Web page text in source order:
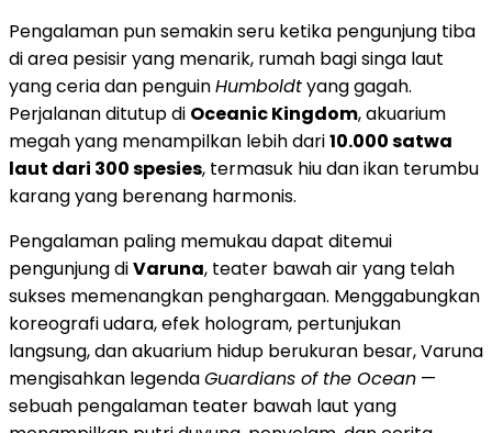
Pengalaman pun semakin seru ketika pengunjung tiba
di area pesisir yang menarik, rumah bagi singa laut
yang ceria dan penguinHumboldtyang gagah.
Perjalanan ditutup di Oceanic Kingdom, akuarium
megah yang menampilkan lebih dari10.000 satwa
laut dari 300 spesies, termasuk hiu dan ikan terumbu
karang yang berenang harmonis.
Pengalaman paling memukau dapat ditemui
pengunjung diVaruna, teater bawah air yang telah
sukses memenangkan penghargaan. Menggabungkan
koreografi udara, efek hologram, pertunjukan
langsung, dan akuarium hidup berukuran besar, Varuna
mengisahkan legendaGuardians of the Ocean —
sebuah pengalaman teater bawah laut yang